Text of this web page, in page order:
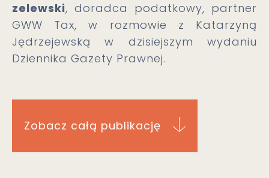
zelewski, doradca podatkowy, partner
GWW Tax, w rozmowie z Katarzyną
Jędrzejewską w dzisiejszym wydaniu
Dziennika Gazety Prawnej.
Zobacz całą publikację